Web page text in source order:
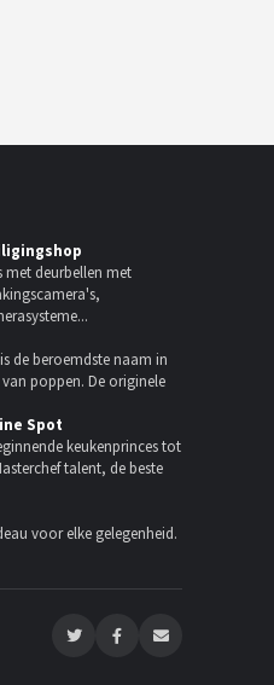
met deurbellen met
de beroemdste naam in
poppen. De originele
Spot
keukenprinces tot
talent, de beste
voor elke gelegenheid.